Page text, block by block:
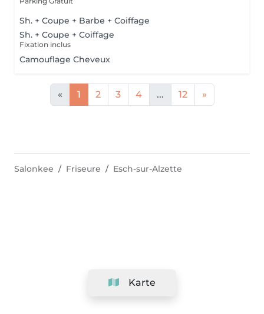
Sh. + Coupe + Barbe + Coiffage
Sh. + Coupe + Coiffage
Fixation inclus
Camouflage Cheveux
« 1 2 3 4 ... 12 »
Karte
Salonkee Friseure Esch-sur-Alzette